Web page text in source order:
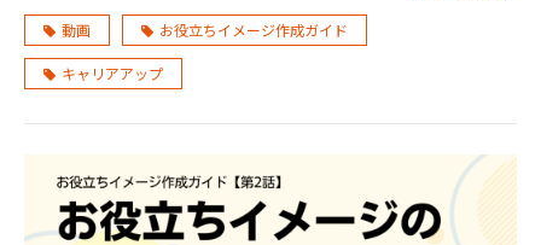
動画 お役立ちイメージ作成ガイド
キャリアアップ